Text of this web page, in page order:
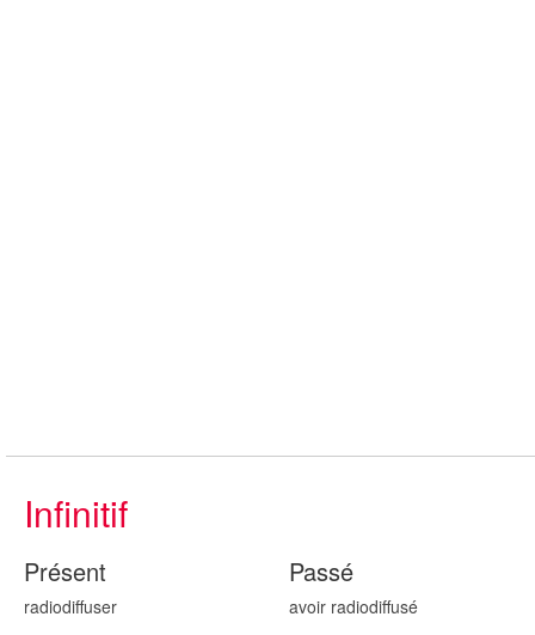
Infinitif
Présent
radiodiffuser
Passé
avoir radiodiffusé